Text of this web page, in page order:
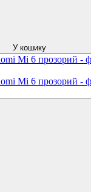
У кошику